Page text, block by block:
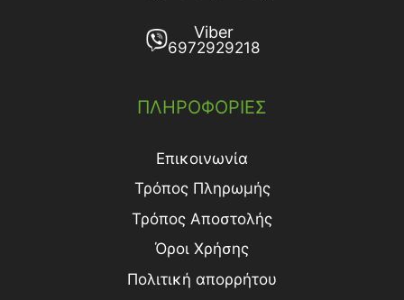
Viber
6972929218
ΠΛΗΡΟΦΟΡΙΕΣ
Επικοινωνία
Τρόπος Πληρωμής
Τρόπος Aποστολής
Όροι Χρήσης
Πολιτική απορρήτου